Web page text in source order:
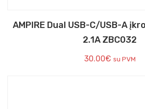
AMPIRE Dual USB-C/USB-A
2.1A ZBC032
30.00€ su PVM